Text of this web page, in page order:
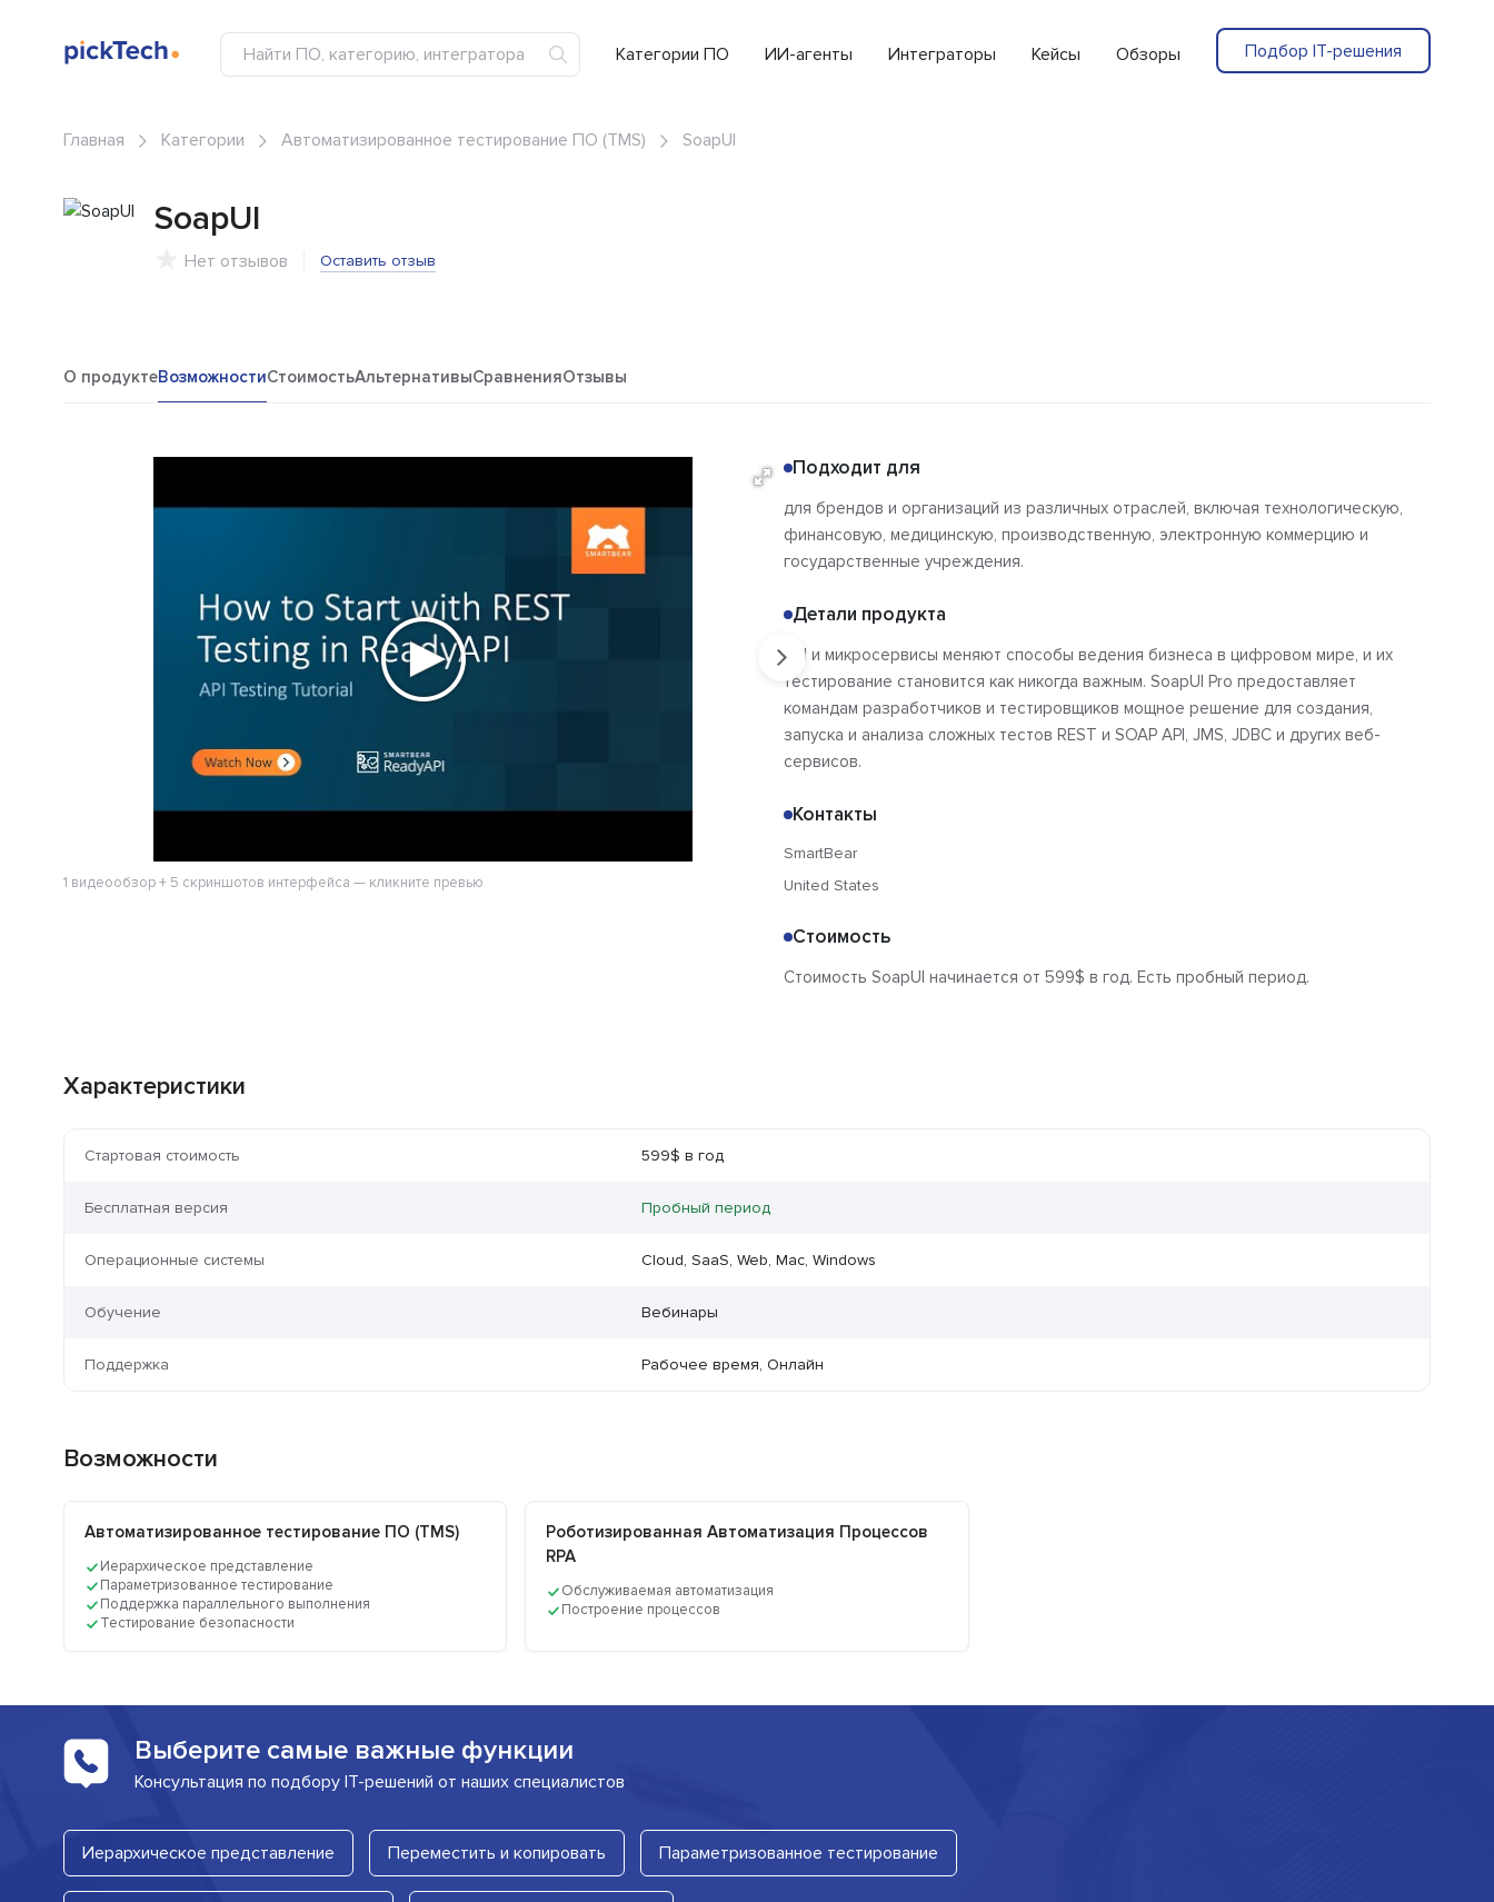
Категории ПО ИИ-агенты Интеграторы Кейсы Обзоры Подбор IT-решения
Главная Категории Автоматизированное тестирование ПО (TMS) SoapUI
SoapUI
Нет отзывов Оставить отзыв
О продуктеВозможностиСтоимостьАльтернативыСравненияОтзывы
1 видеообзор + 5 скриншотов интерфейса — кликните превью
Подходит для
для брендов и организаций из различных отраслей, включая технологическую,
финансовую, медицинскую, производственную, электронную коммерцию и
государственные учреждения.
Детали продукта
API и микросервисы меняют способы ведения бизнеса в цифровом мире, и их
тестирование становится как никогда важным. SoapUI Pro предоставляет
командам разработчиков и тестировщиков мощное решение для создания,
запуска и анализа сложных тестов REST и SOAP API, JMS, JDBC и других веб-
сервисов.
Контакты
SmartBear
United States
Стоимость
Стоимость SoapUI начинается от 599$ в год. Есть пробный период.
Характеристики
Стартовая стоимость 599$ в год
Бесплатная версия Пробный период
Операционные системы Cloud, SaaS, Web, Mac, Windows
Обучение Вебинары
Поддержка Рабочее время, Онлайн
Возможности
Автоматизированное тестирование ПО (TMS)
Иерархическое представление
Параметризованное тестирование
Поддержка параллельного выполнения
Тестирование безопасности
Роботизированная Автоматизация Процессов
RPA
Обслуживаемая автоматизация
Построение процессов
Выберите самые важные функции
Консультация по подбору IT-решений от наших специалистов
Иерархическое представление Переместить и копировать Параметризованное тестирование